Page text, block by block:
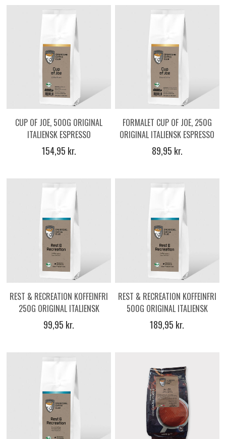
CUP OF JOE, 500G ORIGINAL
ITALIENSK ESPRESSO
KAFFEBØNNER
154,95 kr.
FORMALET CUP OF JOE, 250G
ORIGINAL ITALIENSK ESPRESSO
KAFFE
89,95 kr.
REST & RECREATION KOFFEINFRI
250G ORIGINAL ITALIENSK
ESPRESSO KAFFEBØNNER
99,95 kr.
REST & RECREATION KOFFEINFRI
500G ORIGINAL ITALIENSK
ESPRESSO KAFFEBØNNER
189,95 kr.